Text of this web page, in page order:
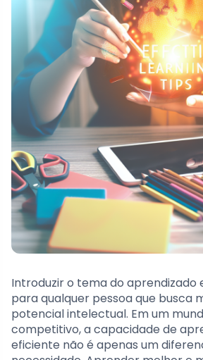
Introduzir o tema do aprendizado
para qualquer pessoa que busca
potencial intelectual. Em um
competitivo, a capacidade de
eficiente não é apenas um